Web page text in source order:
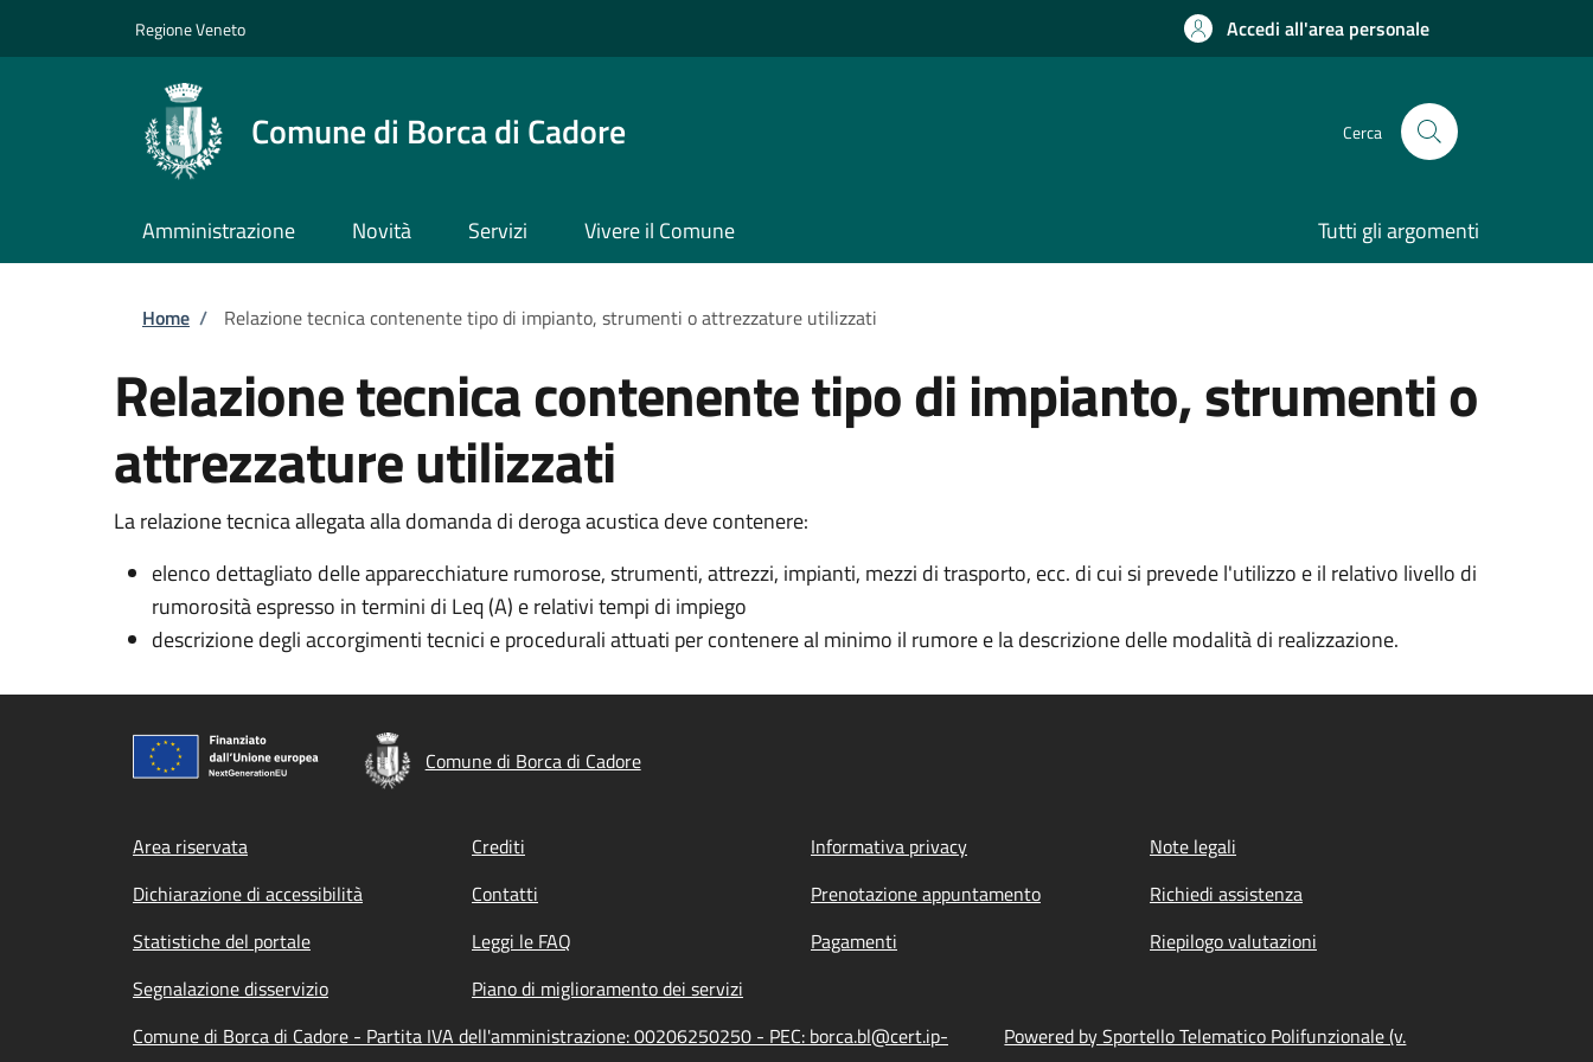
Regione Veneto Accedi all'area personale
Comune di Borca di Cadore Cerca
Amministrazione Novità Servizi Vivere il Comune Tutti gli argomenti
Briciole di pane
Home / Relazione tecnica contenente tipo di impianto, strumenti o attrezzature utilizzati
Relazione tecnica contenente tipo di impianto, strumenti o
attrezzature utilizzati
La relazione tecnica allegata alla domanda di deroga acustica deve contenere:
elenco dettagliato delle apparecchiature rumorose, strumenti, attrezzi, impianti, mezzi di trasporto, ecc. di cui si prevede l'utilizzo e il relativo livello di
rumorosità espresso in termini di Leq (A) e relativi tempi di impiego
descrizione degli accorgimenti tecnici e procedurali attuati per contenere al minimo il rumore e la descrizione delle modalità di realizzazione.
Comune di Borca di Cadore
Footer menu
Area riservata Crediti Informativa privacy
Note legali
Dichiarazione di accessibilità
Contatti Prenotazione appuntamento
Richiedi assistenza
Statistiche del portale
Leggi le FAQ Pagamenti
Riepilogo valutazioni
Segnalazione disservizio
Piano di miglioramento dei servizi
Comune di Borca di Cadore - Partita IVA dell'amministrazione: 00206250250 - PEC: borca.bl@cert.ip-
Powered by Sportello Telematico Polifunzionale (v.